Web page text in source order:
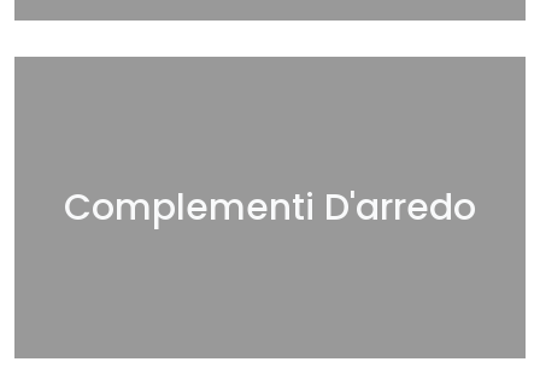
Complementi D'arredo